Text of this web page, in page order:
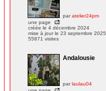
paratelier24pm
une page
créée le 4 décembre 2024
mise à jour le 23 septembre 2025
55871 visites
Andalousie
parlaulau04